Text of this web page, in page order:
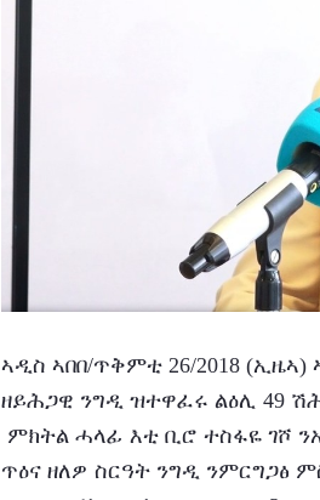
ኣዲስ ኣበበ/ጥቅምቲ 26/2018
ዘይሕጋዊ ንግዲ ዝተዋፈሩ ልዕሊ 49
ጥዕና ዘለዎ ስርዓት ንግዲ ንምርግጋፅ